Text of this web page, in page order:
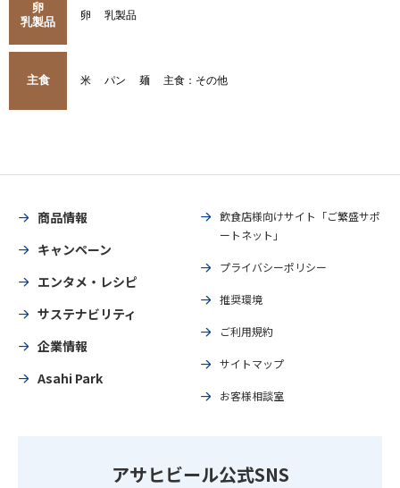
卵
乳製品
卵 乳製品
主食 米 パン 麺 主食：その他
商品情報
キャンペーン
エンタメ・レシピ
サステナビリティ
企業情報
Asahi Park
飲食店様向けサイト「ご繁盛サポ
ートネット」
プライバシーポリシー
推奨環境
ご利用規約
サイトマップ
お客様相談室
アサヒビール公式SNS